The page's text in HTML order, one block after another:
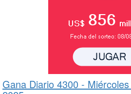
Gana Diario 4300 -